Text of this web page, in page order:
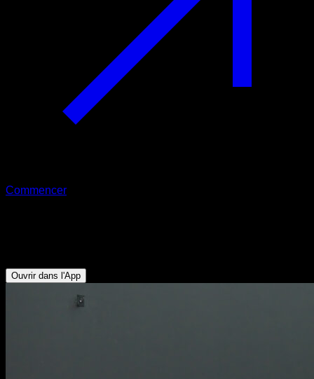
Commencer
Ouvrir dans l'App